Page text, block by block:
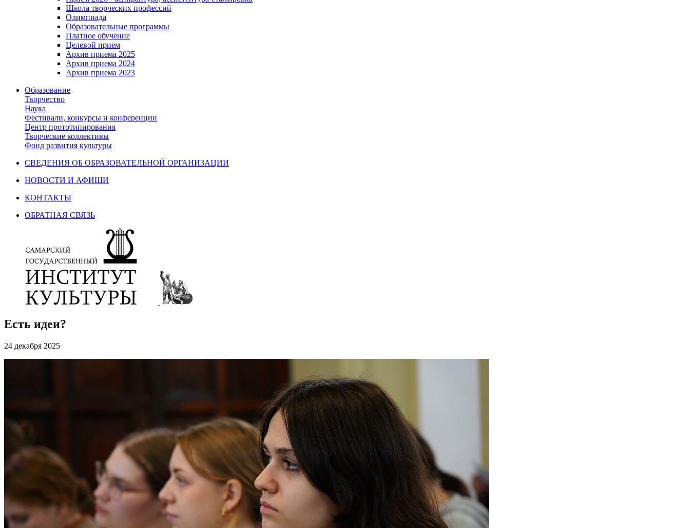
Школа творческих профессий
Олимпиада
Образовательные программы
Платное обучение
Целевой прием
Архив приема 2025
Архив приема 2024
Архив приема 2023
Образование
Творчество
Наука
Фестивали, конкурсы и конференции
Центр прототипирования
Творческие коллективы
Фонд развития культуры
СВЕДЕНИЯ ОБ ОБРАЗОВАТЕЛЬНОЙ ОРГАНИЗАЦИИ
НОВОСТИ И АФИШИ
КОНТАКТЫ
ОБРАТНАЯ СВЯЗЬ
Есть идеи?
24 декабря 2025